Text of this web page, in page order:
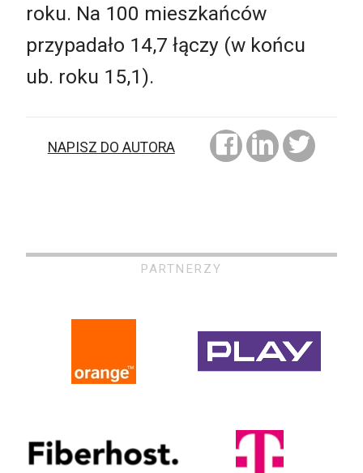
roku. Na 100 mieszkańców
przypadało 14,7 łączy (w końcu
ub. roku 15,1).
NAPISZ DO AUTORA
PARTNERZY